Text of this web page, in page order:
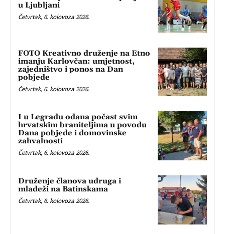
u Ljubljani
Četvrtak, 6. kolovoza 2026.
FOTO Kreativno druženje na Etno
imanju Karlovčan: umjetnost,
zajedništvo i ponos na Dan
pobjede
Četvrtak, 6. kolovoza 2026.
I u Legradu odana počast svim
hrvatskim braniteljima u povodu
Dana pobjede i domovinske
zahvalnosti
Četvrtak, 6. kolovoza 2026.
Druženje članova udruga i
mladeži na Batinskama
Četvrtak, 6. kolovoza 2026.